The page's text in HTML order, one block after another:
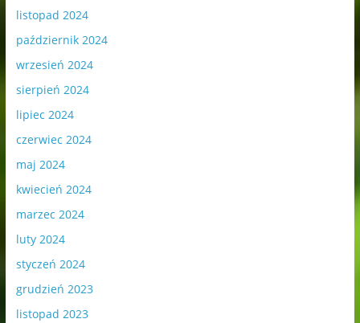
listopad 2024
październik 2024
wrzesień 2024
sierpień 2024
lipiec 2024
czerwiec 2024
maj 2024
kwiecień 2024
marzec 2024
luty 2024
styczeń 2024
grudzień 2023
listopad 2023